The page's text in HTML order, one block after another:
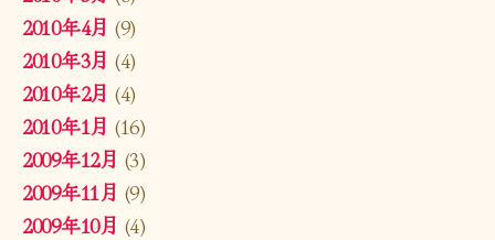
2010年4月 (9)
2010年3月 (4)
2010年2月 (4)
2010年1月 (16)
2009年12月 (3)
2009年11月 (9)
2009年10月 (4)